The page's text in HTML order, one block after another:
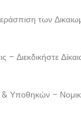
των
– Διεκδικήστε
& Υποθηκών –